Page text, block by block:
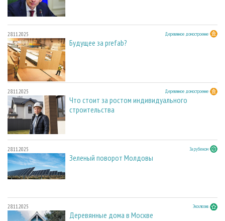
28.11.2025 Деревянное домостроение
Будущее за prefab?
28.11.2025 Деревянное домостроение
Что стоит за ростом индивидуального
строительства
28.11.2025 За рубежом
Зеленый поворот Молдовы
28.11.2025 Эксклюзив
Деревянные дома в Москве